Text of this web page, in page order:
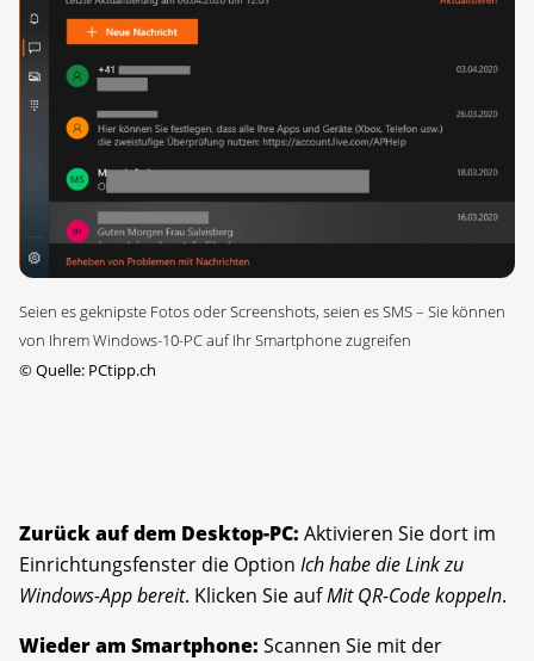
Seien es geknipste Fotos oder Screenshots, seien es SMS – Sie können
von Ihrem Windows-10-PC auf Ihr Smartphone zugreifen
©Quelle: PCtipp.ch
Zurück auf dem Desktop-PC: Aktivieren Sie dort im
Einrichtungsfenster die Option Ich habe die Link zu
Windows-App bereit. Klicken Sie aufMit QR-Code koppeln.
Wieder am Smartphone: Scannen Sie mit der